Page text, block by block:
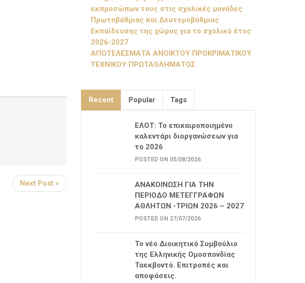
Next Post »
εκπροσώπων τους στις σχολικές μονάδες
Πρωτοβάθμιας και Δευτεροβάθμιας
Εκπαίδευσης της χώρας για το σχολικό έτος
2026-2027
ΑΠΟΤΕΛΕΣΜΑΤΑ ΑΝΟΙΚΤΟΥ ΠΡΟΚΡΙΜΑΤΙΚΟΥ
ΤΕΧΝΙΚΟΥ ΠΡΩΤΑΘΛΗΜΑΤΟΣ
Recent Popular Tags
ΕΛΟΤ: Το επικαιροποιημένο
καλεντάρι διοργανώσεων για
το 2026
POSTED ON 05/08/2026
ΑΝΑΚΟΙΝΩΣΗ ΓΙΑ ΤΗΝ
ΠΕΡΙΟΔΟ ΜΕΤΕΓΓΡΑΦΩΝ
ΑΘΛΗΤΩΝ -ΤΡΙΩΝ 2026 – 2027
POSTED ON 27/07/2026
Το νέο Διοικητικό Συμβούλιο
της Ελληνικής Ομοσπονδίας
Ταεκβοντό. Επιτροπές και
αποφάσεις.